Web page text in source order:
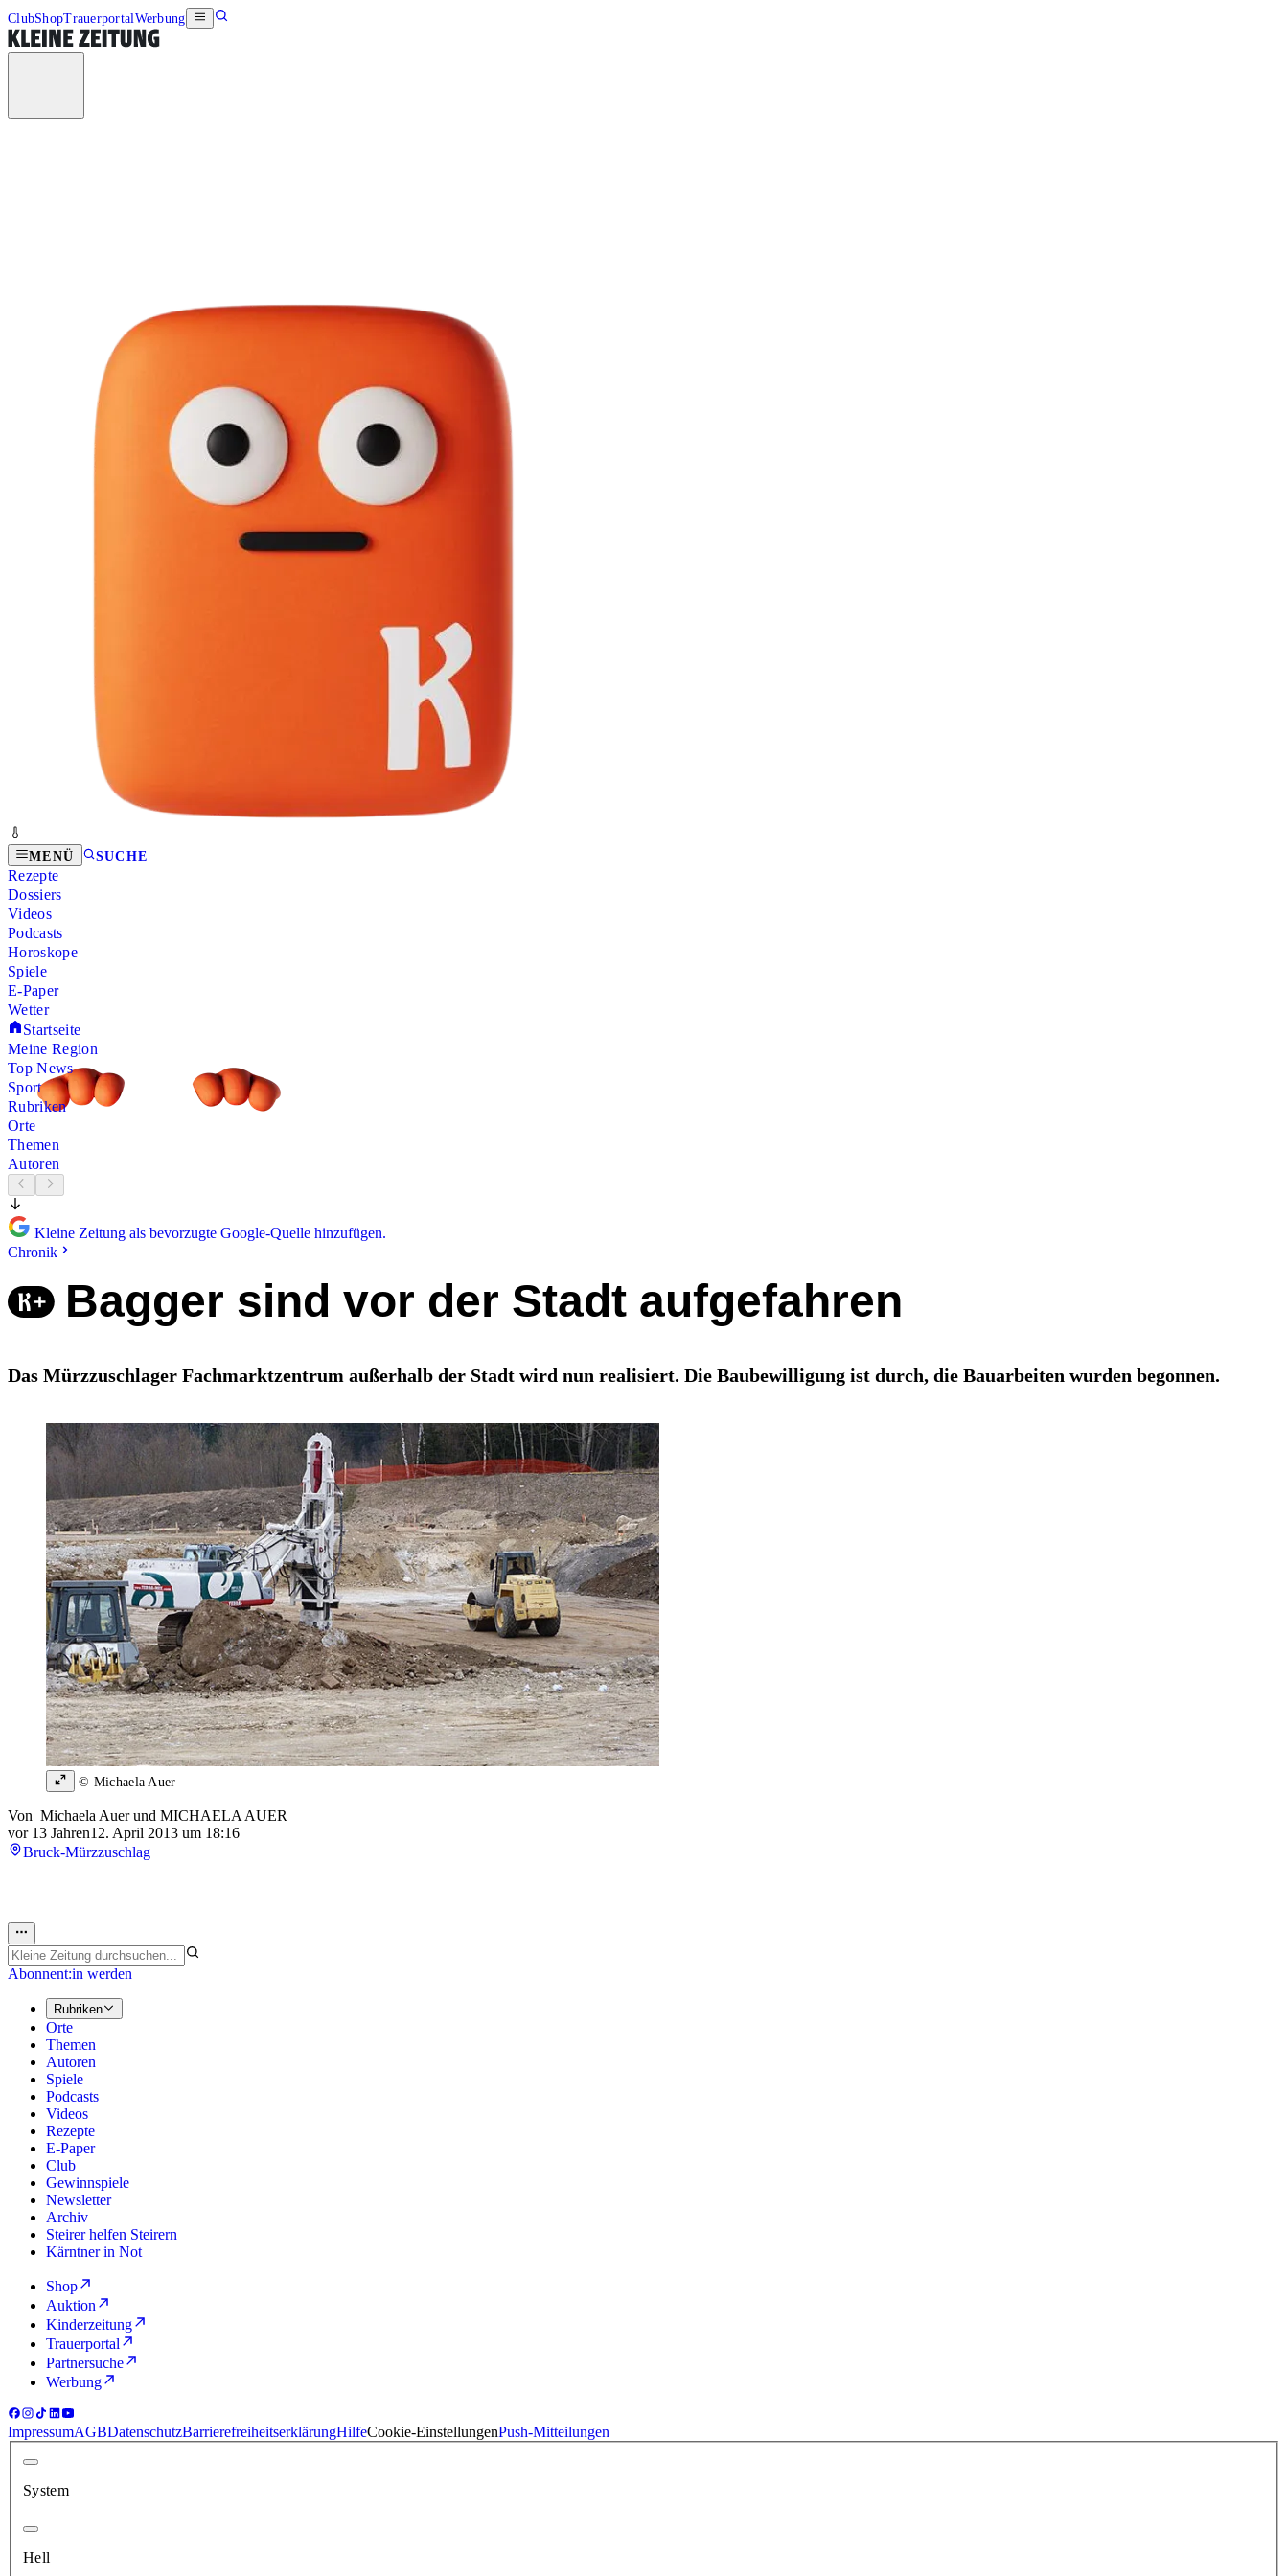
ClubShopTrauerportalWerbung
MENÜ SUCHE
Rezepte
Dossiers
Videos
Podcasts
Horoskope
Spiele
E-Paper
Wetter
Startseite
Meine Region
Top News
Sport
Rubriken
Orte
Themen
Autoren
Kleine Zeitung als bevorzugte Google-Quelle hinzufügen.
Chronik
Bagger sind vor der Stadt aufgefahren
Das Mürzzuschlager Fachmarktzentrum außerhalb der Stadt wird nun realisiert. Die Baubewilligung ist durch, die Bauarbeiten wurden begonnen.
© Michaela Auer
Von Michaela Auerund MICHAELA AUER
vor 13 Jahren12. April 2013 um 18:16
Bruck-Mürzzuschlag
Abonnent:in werden
Rubriken
Orte
Themen
Autoren
Spiele
Podcasts
Videos
Rezepte
E-Paper
Club
Gewinnspiele
Newsletter
Archiv
Steirer helfen Steirern
Kärntner in Not
Shop
Auktion
Kinderzeitung
Trauerportal
Partnersuche
Werbung
ImpressumAGBDatenschutzBarrierefreiheitserklärungHilfeCookie-EinstellungenPush-Mitteilungen
System
Hell